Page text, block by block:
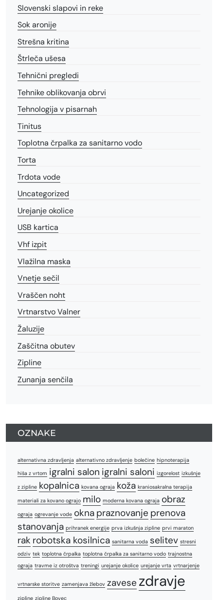
Slovenski slapovi in reke
Sok aronije
Strešna kritina
Štrleča ušesa
Tehnični pregledi
Tehnike oblikovanja obrvi
Tehnologija v pisarnah
Tinitus
Toplotna črpalka za sanitarno vodo
Torta
Trdota vode
Uncategorized
Urejanje okolice
USB kartica
Vhf izpit
Vlažilna maska
Vnetje sečil
Vraščen noht
Vrtnarstvo Valner
Žaluzije
Zaščitna obutev
Zipline
Zunanja senčila
OZNAKE
alternativna zdravljenja alternativno zdravljenje bolečine hipnoterapija
hiša z vrtom igralni salon igralni saloni izgorelost izkušnje
z zipline kopalnica kovana ograja koža kraniosakralna terapija
materiali za kovano ograjo milo moderna kovana ograja obraz
ograja ogrevanje vode okna praznovanje prenova
stanovanja prihranek energije prva izkušnja zipline prvi maraton
rak robotska kosilnica sanitarna voda selitev stresni
odziv tek toplotna črpalka toplotna črpalka za sanitarno vodo trajnostna
ograja travme iz otroštva treningi urejanje okolice urejanje vrta vrtnarjenje
vrtnarske storitve zamenjava žlebov zavese zdravje
zipline zipline Bovec